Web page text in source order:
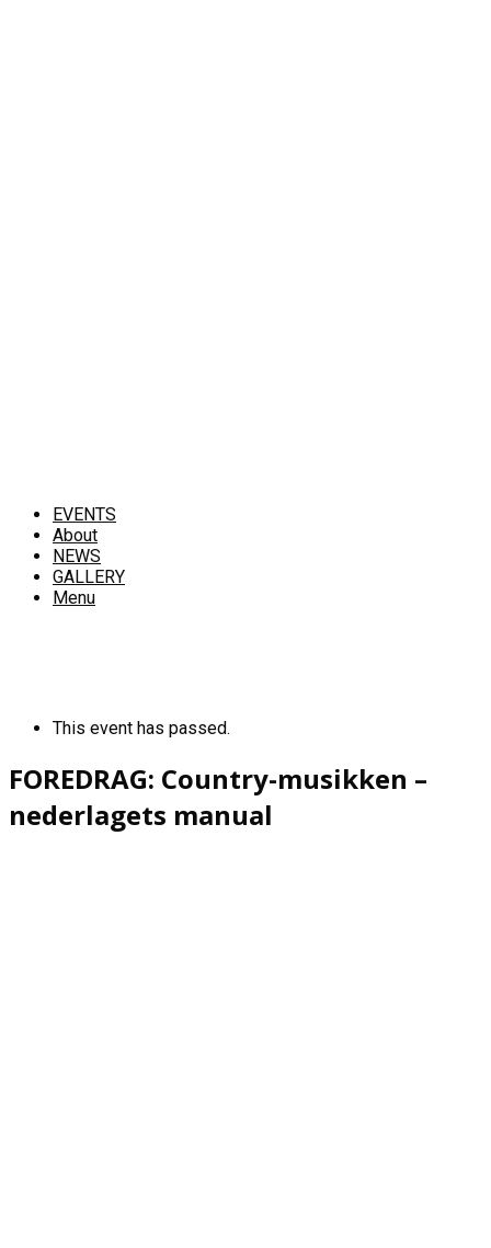
EVENTS
About
NEWS
GALLERY
Menu
This event has passed.
FOREDRAG: Country-musikken –
nederlagets manual